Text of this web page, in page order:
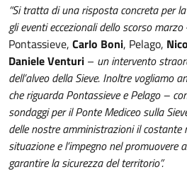
“Si tratta di una risposta concreta per
gli eventi eccezionali dello scorso marzo
Pontassieve, Carlo Boni, Pelago,
Daniele Venturi – un intervento
dell’alveo della Sieve. Inoltre vogliamo
che riguarda Pontassieve e Pelago –
sondaggi per il Ponte Mediceo sulla
delle nostre amministrazioni il costante
situazione e l’impegno nel promuovere
garantire la sicurezza del territorio”.